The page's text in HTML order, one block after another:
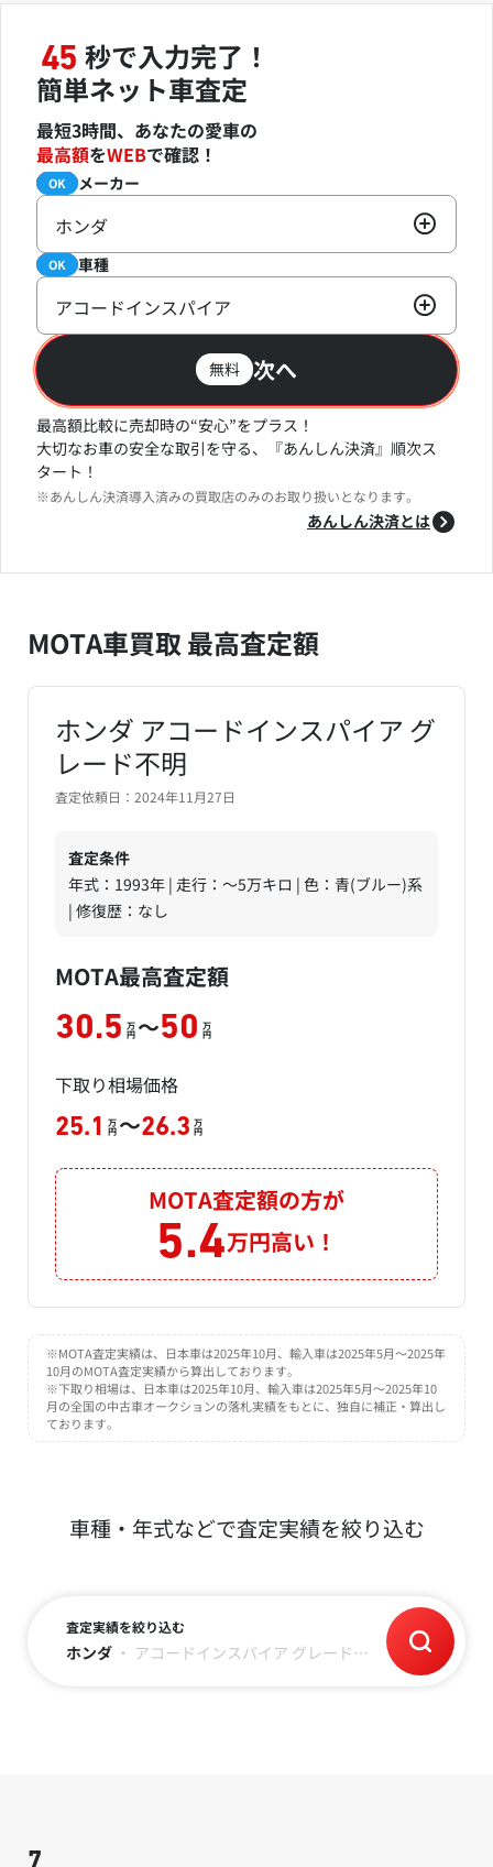
45 秒で入力完了！
簡単ネット車査定
最短3時間、あなたの愛車の
最高額をWEBで確認！
必須 メーカー
OK
ホンダ
必須 車種
OK
アコードインスパイア
無料 次へ
最高額比較に売却時の“安心”をプラス！
大切なお車の安全な取引を守る、『あんしん決済』順次ス
タート！
※あんしん決済導入済みの買取店のみのお取り扱いとなります。
あんしん決済とは
MOTA車買取 最高査定額
ホンダ アコードインスパイア グ
レード不明
査定依頼日：2024年11月27日
査定条件
年式：1993年 | 走行：～5万キロ | 色：青(ブルー)系
| 修復歴：なし
MOTA最高査定額
30.5 万
円 ～50 万
円
下取り相場価格
25.1 万
円 ～26.3 万
円
MOTA査定額の方が
5.4万円高い！
※MOTA査定実績は、日本車は2025年10月、輸入車は2025年5月～2025年
10月のMOTA査定実績から算出しております。
※下取り相場は、日本車は2025年10月、輸入車は2025年5月～2025年10
月の全国の中古車オークションの落札実績をもとに、独自に補正・算出し
ております。
車種・年式などで査定実績を絞り込む
査定実績を絞り込む
ホンダ ・ アコードインスパイア グレード ・ 年式 ・走行距離